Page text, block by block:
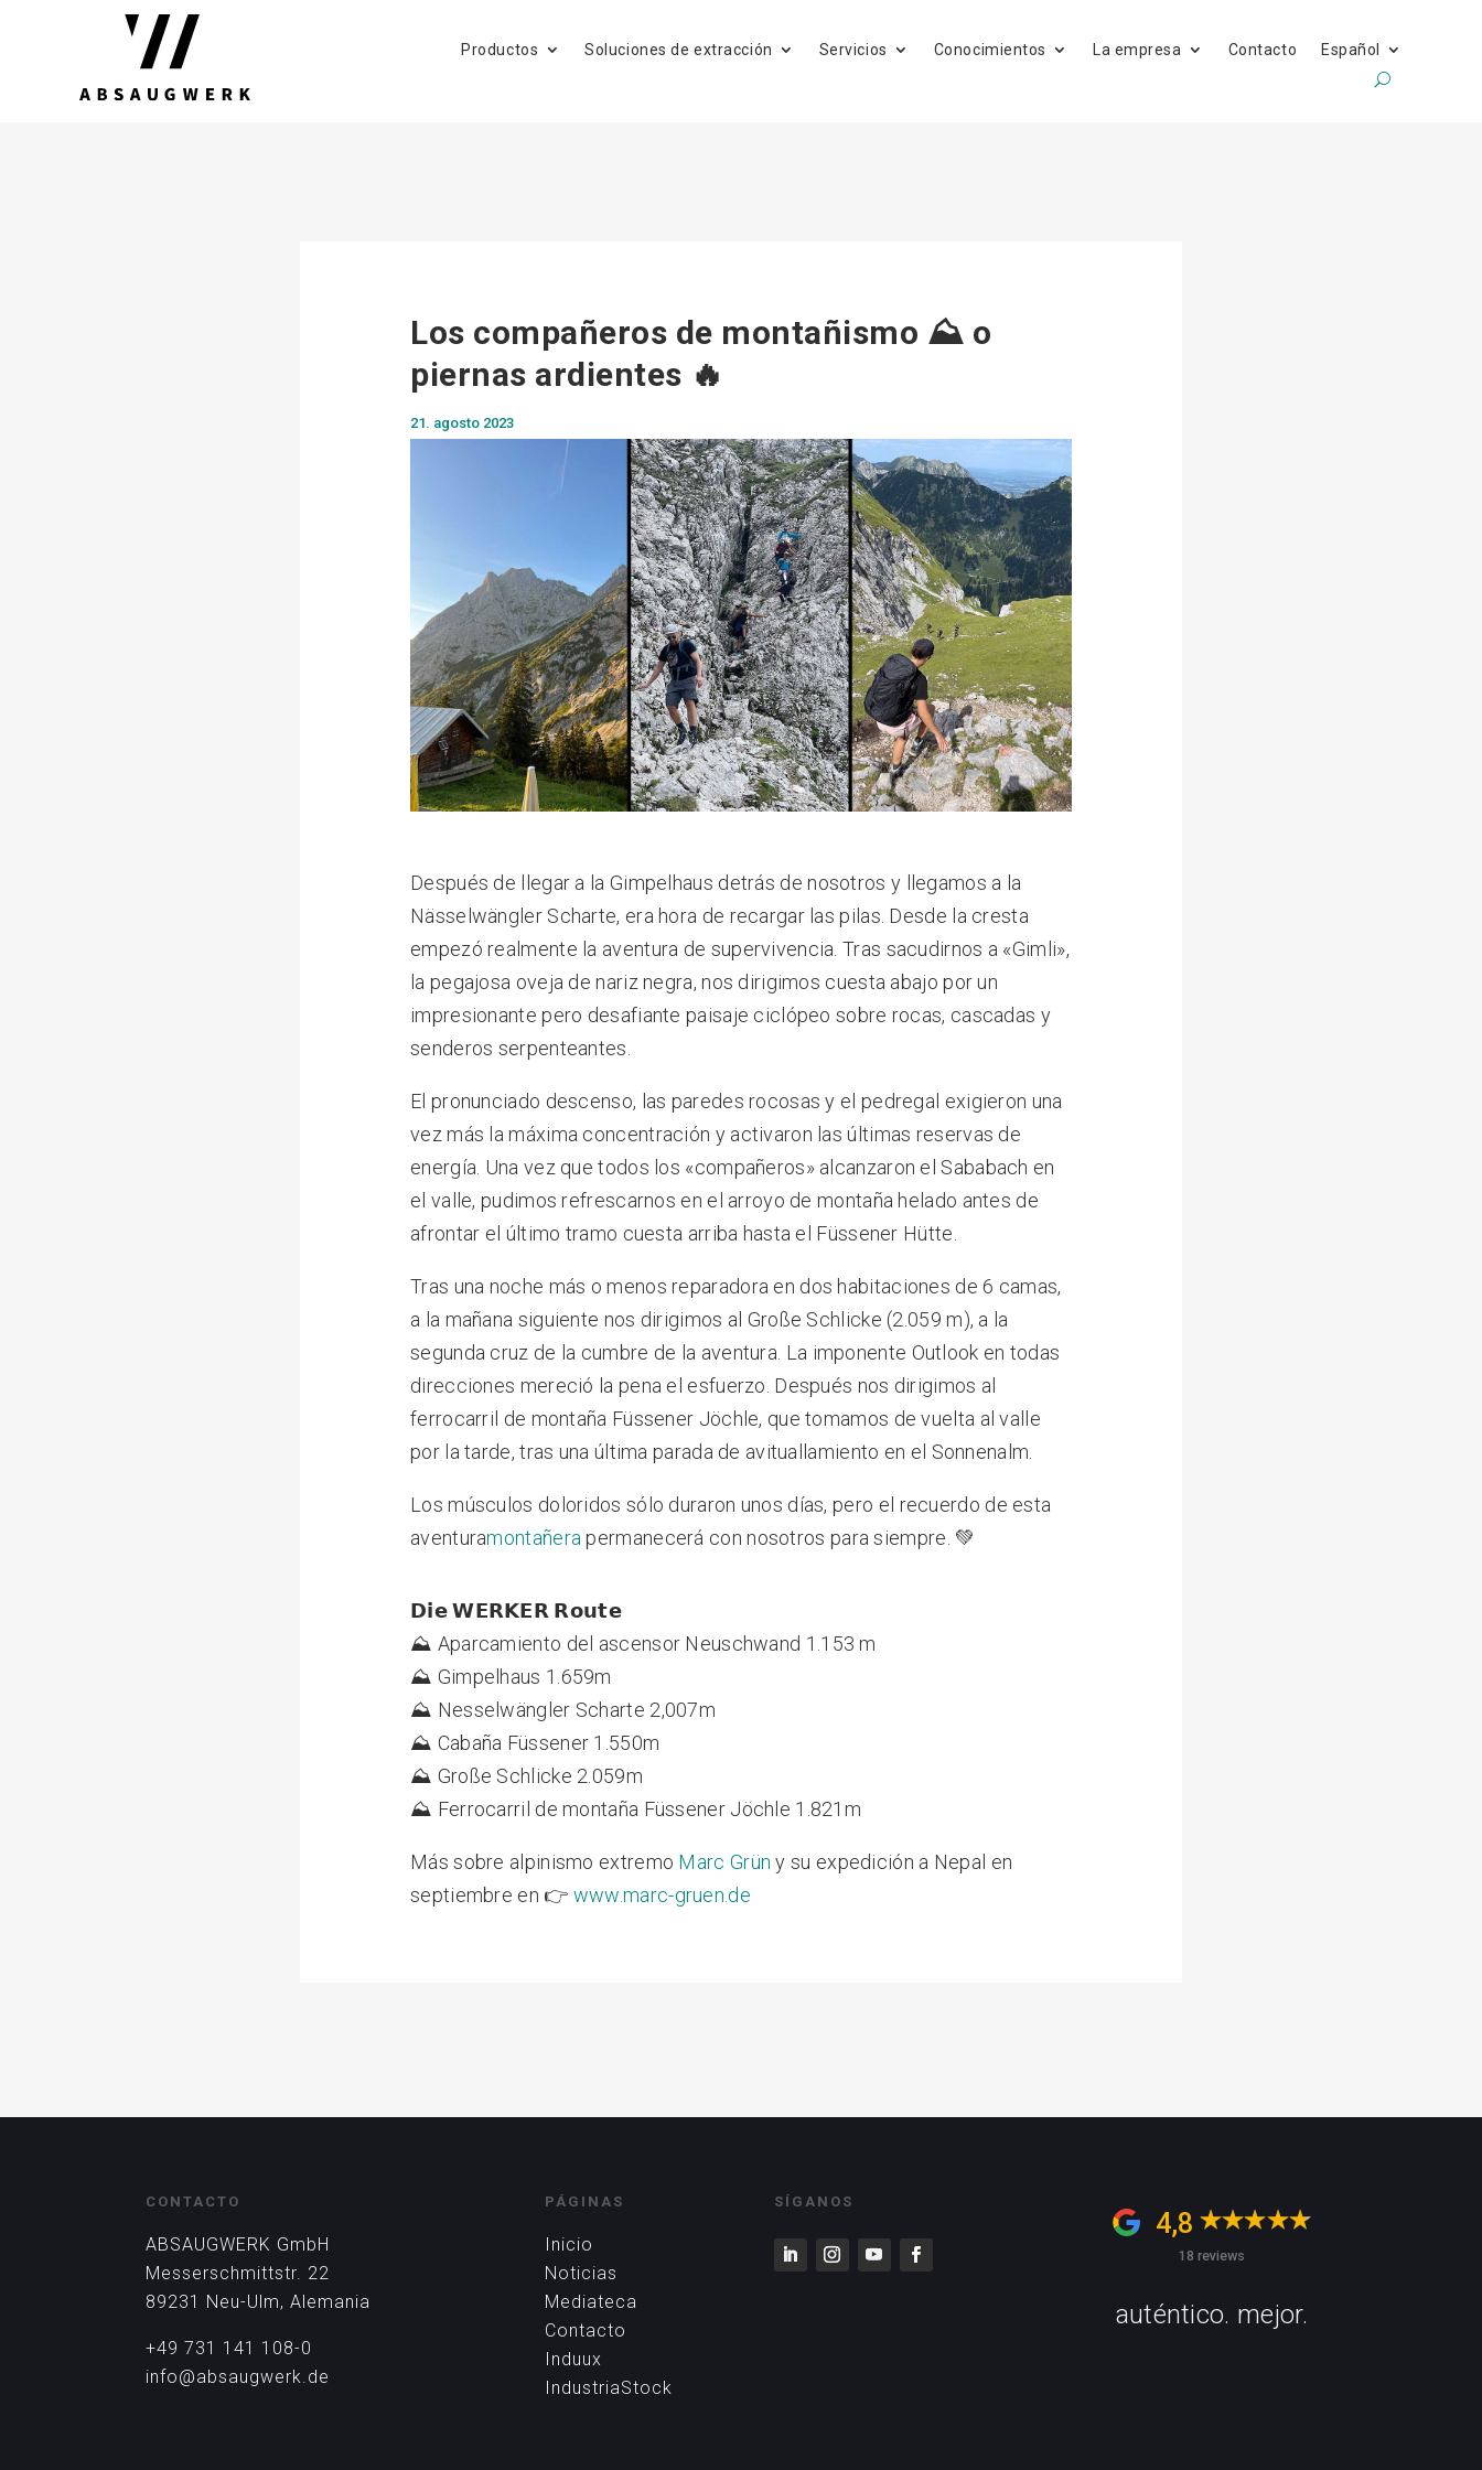
Productos Soluciones de extracción Servicios Conocimientos La empresa Contacto Español
Los compañeros de montañismo ⛰ o
piernas ardientes 🔥
21. agosto 2023
Después de llegar a la Gimpelhaus detrás de nosotros y llegamos a la
Nässelwängler Scharte, era hora de recargar las pilas. Desde la cresta
empezó realmente la aventura de supervivencia. Tras sacudirnos a «Gimli»,
la pegajosa oveja de nariz negra, nos dirigimos cuesta abajo por un
impresionante pero desafiante paisaje ciclópeo sobre rocas, cascadas y
senderos serpenteantes.
El pronunciado descenso, las paredes rocosas y el pedregal exigieron una
vez más la máxima concentración y activaron las últimas reservas de
energía. Una vez que todos los «compañeros» alcanzaron el Sababach en
el valle, pudimos refrescarnos en el arroyo de montaña helado antes de
afrontar el último tramo cuesta arriba hasta el Füssener Hütte.
Tras una noche más o menos reparadora en dos habitaciones de 6 camas,
a la mañana siguiente nos dirigimos al Große Schlicke (2.059 m), a la
segunda cruz de la cumbre de la aventura. La imponente Outlook en todas
direcciones mereció la pena el esfuerzo. Después nos dirigimos al
ferrocarril de montaña Füssener Jöchle, que tomamos de vuelta al valle
por la tarde, tras una última parada de avituallamiento en el Sonnenalm.
Los músculos doloridos sólo duraron unos días, pero el recuerdo de esta
aventuramontañera permanecerá con nosotros para siempre. 💚
𝗗𝗶𝗲 𝗪𝗘𝗥𝗞𝗘𝗥 𝗥𝗼𝘂𝘁𝗲
⛰ Aparcamiento del ascensor Neuschwand 1.153 m
⛰ Gimpelhaus 1.659m
⛰ Nesselwängler Scharte 2,007m
⛰ Cabaña Füssener 1.550m
⛰ Große Schlicke 2.059m
⛰ Ferrocarril de montaña Füssener Jöchle 1.821m
Más sobre alpinismo extremo Marc Grün y su expedición a Nepal en
septiembre en 👉 www.marc-gruen.de
CONTACTO
ABSAUGWERK GmbH
Messerschmittstr. 22
89231 Neu-Ulm, Alemania
+49 731 141 108-0
info@absaugwerk.de
PÁGINAS
Inicio
Noticias
Mediateca
Contacto
Induux
IndustriaStock
SÍGANOS
4,8
18 reviews
auténtico. mejor.